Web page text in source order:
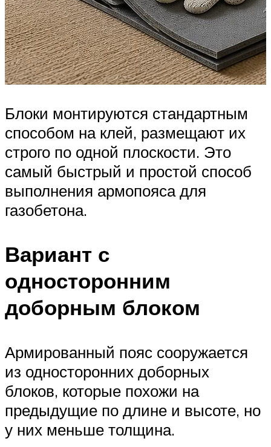
Блоки монтируются стандартным
способом на клей, размещают их
строго по одной плоскости. Это
самый быстрый и простой способ
выполнения армопояса для
газобетона.
Вариант с
односторонним
доборным блоком
Армированный пояс сооружается
из односторонних доборных
блоков, которые похожи на
предыдущие по длине и высоте, но
у них меньше толщина.